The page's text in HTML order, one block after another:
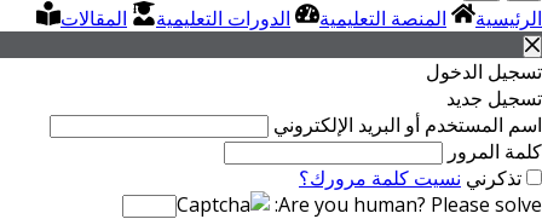
الرئيسية المنصة التعليمية الدورات التعليمية
المقالات
تسجيل الدخول
تسجيل جديد
اسم المستخدم أو البريد الإلكتروني
كلمة المرور
تذكرني نسيت كلمة مرورك؟
Are you human? Please solve: